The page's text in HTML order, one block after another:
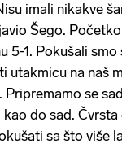
imali nikakve
Šego.
5-1. Pokušali smo
utakmicu na naš
se
do sad. Čvrsta
sa što više